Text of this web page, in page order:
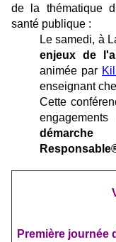
de la thématique
santé publique :
Le samedi, à
enjeux de
animée par
enseignant
Cette
Première journée